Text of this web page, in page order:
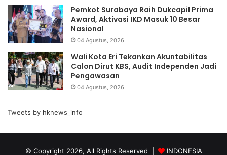
Pemkot Surabaya Raih Dukcapil Prima
Award, Aktivasi IKD Masuk 10 Besar
Nasional
04 Agustus, 2026
Wali Kota Eri Tekankan Akuntabilitas
Calon Dirut KBS, Audit Independen Jadi
Pengawasan
04 Agustus, 2026
Tweets by hknews_info
© Copyright 2026, All Rights Reserved | INDONESIA